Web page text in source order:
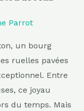
Parrot
un bourg
ruelles pavées
Entre
ce joyau
du temps. Mais